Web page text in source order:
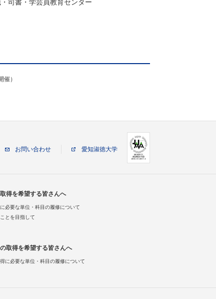
司書・学芸員教育センター
）
お問い合わせ 愛知淑徳大学
得を希望する皆さんへ
必要な単位・科目の履修について
とを目指して
取得を希望する皆さんへ
に必要な単位・科目の履修について